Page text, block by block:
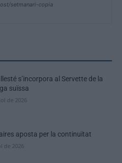
setmanari-copia
s’incorpora al Servette de la
suïssa
de 2026
aposta per la continuïtat
de 2026